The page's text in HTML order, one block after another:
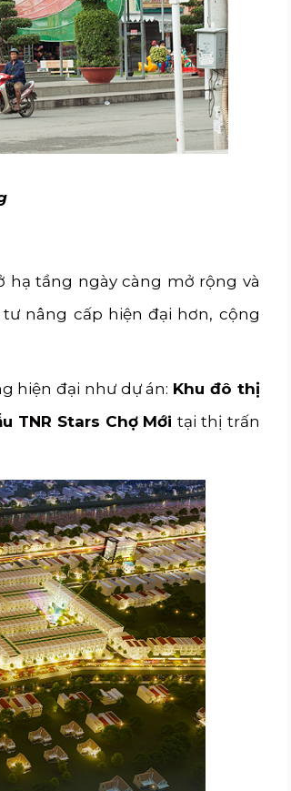
hạ tầng ngày càng mở rộng và
nâng cấp hiện đại hơn, cộng
hiện đại như dự án: Khu đô thị
TNR Stars Chợ Mớitại thị trấn